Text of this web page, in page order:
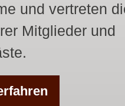
und vertreten
Mitglieder und